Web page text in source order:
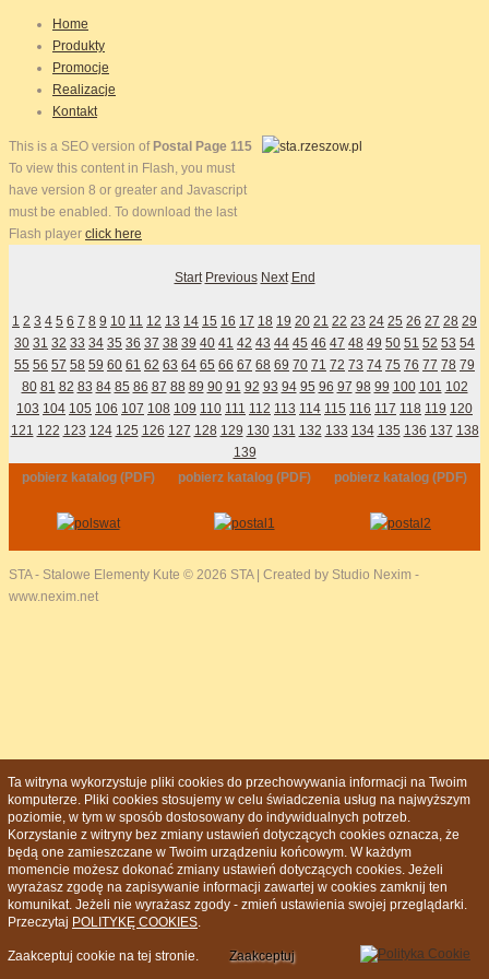
Home
Produkty
Promocje
Realizacje
Kontakt
This is a SEO version of Postal Page 115
To view this content in Flash, you must
have version 8 or greater and Javascript
must be enabled. To download the last
Flash player click here
Start Previous Next End
1 2 3 4 5 6 7 8 9 10 11 12 13 14 15 16 17 18 19 20 21 22 23 24 25 26 27 28 29
30 31 32 33 34 35 36 37 38 39 40 41 42 43 44 45 46 47 48 49 50 51 52 53 54
55 56 57 58 59 60 61 62 63 64 65 66 67 68 69 70 71 72 73 74 75 76 77 78 79
80 81 82 83 84 85 86 87 88 89 90 91 92 93 94 95 96 97 98 99 100 101 102
103 104 105 106 107 108 109 110 111 112 113 114 115 116 117 118 119 120
121 122 123 124 125 126 127 128 129 130 131 132 133 134 135 136 137 138
139
pobierz katalog (PDF)
pobierz katalog (PDF) pobierz katalog (PDF)
STA - Stalowe Elementy Kute © 2026 STA | Created by Studio Nexim -
www.nexim.net
Ta witryna wykorzystuje pliki cookies do przechowywania informacji na Twoim
komputerze. Pliki cookies stosujemy w celu świadczenia usług na najwyższym
poziomie, w tym w sposób dostosowany do indywidualnych potrzeb.
Korzystanie z witryny bez zmiany ustawień dotyczących cookies oznacza, że
będą one zamieszczane w Twoim urządzeniu końcowym. W każdym
momencie możesz dokonać zmiany ustawień dotyczących cookies. Jeżeli
wyrażasz zgodę na zapisywanie informacji zawartej w cookies zamknij ten
komunikat. Jeżeli nie wyrażasz zgody - zmień ustawienia swojej przeglądarki.
Przeczytaj POLITYKĘ COOKIES.
Zaakceptuj cookie na tej stronie. Zaakceptuj